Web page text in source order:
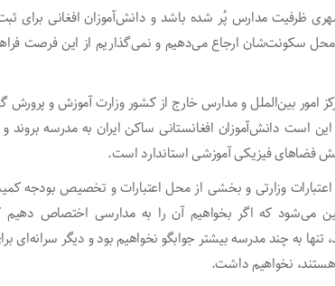
ظرفیت مدارس پُر شده باشد و دانش‌آموزان افغانی برای
محل سکونت‌شان ارجاع می‌دهیم و نمی‌گذاریم از این فرصت
امور بین‌الملل و مدارس خارج از کشور وزارت آموزش و پرورش
است دانش‌آموزان افغانستانی ساکن ایران به مدرسه بروند
فضاهای فیزیکی آموزشی استاندارد است.
وزارتی و بخشی از محل اعتبارات و تخصیص بودجه
می‌شود که اگر بخواهیم آن را به مدارسی اختصاص دهیم
به چند مدرسه بیشتر جوابگو نخواهیم بود و دیگر سرانه‌ای
هستند، نخواهیم داشت.